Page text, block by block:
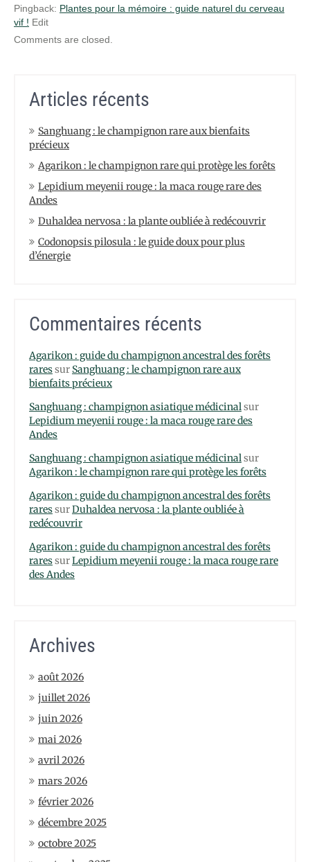
Pingback: Plantes pour la mémoire : guide naturel du cerveau
vif ! Edit
Comments are closed.
Articles récents
Sanghuang : le champignon rare aux bienfaits
précieux
Agarikon : le champignon rare qui protège les forêts
Lepidium meyenii rouge : la maca rouge rare des
Andes
Duhaldea nervosa : la plante oubliée à redécouvrir
Codonopsis pilosula : le guide doux pour plus
d’énergie
Commentaires récents
Agarikon : guide du champignon ancestral des forêts
raressur Sanghuang : le champignon rare aux
bienfaits précieux
Sanghuang : champignon asiatique médicinalsur
Lepidium meyenii rouge : la maca rouge rare des
Andes
Sanghuang : champignon asiatique médicinalsur
Agarikon : le champignon rare qui protège les forêts
Agarikon : guide du champignon ancestral des forêts
raressurDuhaldea nervosa : la plante oubliée à
redécouvrir
Agarikon : guide du champignon ancestral des forêts
raressurLepidium meyenii rouge : la maca rouge rare
des Andes
Archives
août 2026
juillet 2026
juin 2026
mai 2026
avril 2026
mars 2026
février 2026
décembre 2025
octobre 2025